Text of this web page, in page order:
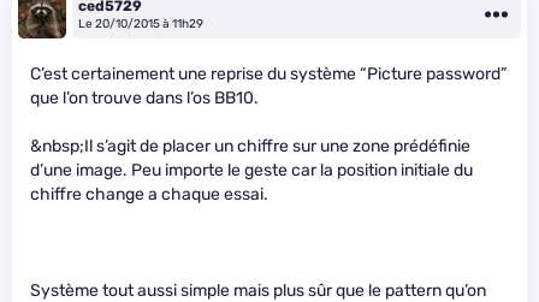
ced5729
Le 20/10/2015 à 11h29
C’est certainement une reprise du système “Picture password”
que l’on trouve dans l’os BB10.
&nbsp;Il s’agit de placer un chiffre sur une zone prédéfinie
d’une image. Peu importe le geste car la position initiale du
chiffre change a chaque essai.
Système tout aussi simple mais plus sûr que le pattern qu’on